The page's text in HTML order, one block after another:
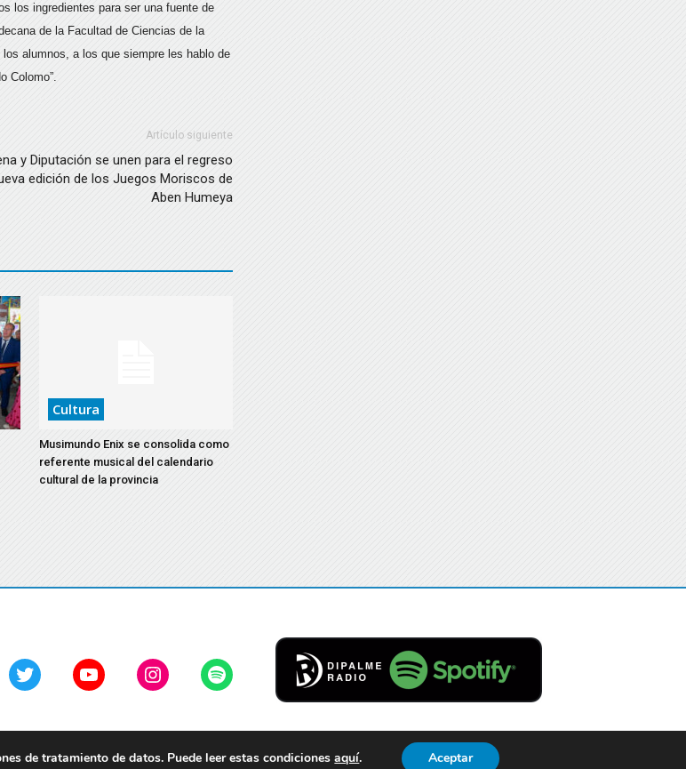
los ingredientes para ser una fuente de
de la Facultad de Ciencias de la
alumnos, a los que siempre les hablo de
Colomo”.
Artículo siguiente
y Diputación se unen para el regreso
edición de los Juegos Moriscos de
Aben Humeya
Cultura
Musimundo Enix se consolida como
referente musical del calendario
cultural de la provincia
TwitterYouTubeInstagramSpotify
de tratamiento de datos. Puede leer estas condicionesaquí. Aceptar